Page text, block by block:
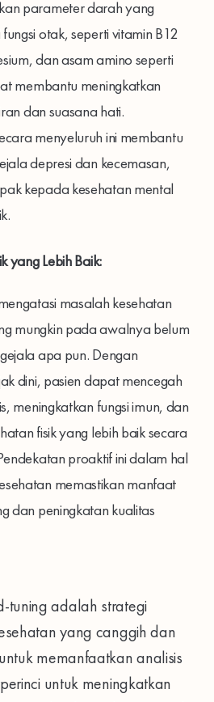
parameter darah yang
otak, seperti vitamin B12
dan asam amino seperti
membantu meningkatkan
dan suasana hati.
menyeluruh ini membantu
depresi dan kecemasan,
kepada kesehatan mental
yang Lebih Baik:
masalah kesehatan
mungkin pada awalnya belum
apa pun. Dengan
dini, pasien dapat mencegah
meningkatkan fungsi imun, dan
fisik yang lebih baik secara
proaktif ini dalam hal
memastikan manfaat
dan peningkatan kualitas
tuning adalah strategi
yang canggih dan
memanfaatkan analisis
untuk meningkatkan